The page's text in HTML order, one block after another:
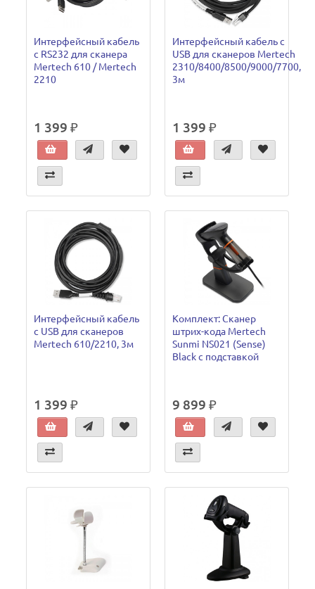
Интерфейсный кабель
с RS232 для сканера
Mertech 610 / Mertech
2210
1 399 ₽
Интерфейсный кабель с
USB для сканеров Mertech
2310/8400/8500/9000/7700,
3м
1 399 ₽
Интерфейсный кабель
с USB для сканеров
Mertech 610/2210, 3м
1 399 ₽
Комплект: Сканер
штрих-кода Mertech
Sunmi NS021 (Sense)
Black с подставкой
9 899 ₽